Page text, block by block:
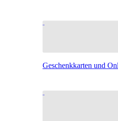
Geschenkkarten und